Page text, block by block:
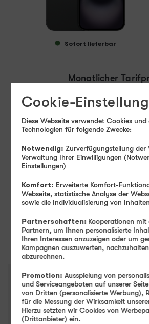
Sofort lieferbar
Monatlicher
26
Einmaliger Gerätepreis
Farbe Schwarz
128 GB
Weiter
Apple iPhone 16
Cookie-
Diese Webseite verwendet Cookies und
Technologien für folgende Zwecke:
Notwendig: Zurverfügungstellung der
Verwaltung Ihrer Einwilligungen
Einstellungen)
Komfort: Erweiterte Komfort-
Webseite, statistische Analyse der
sowie die Individualisierung von
Partnerschaften: Kooperationen
Partnern, um Ihnen personalisierte
Ihren Interessen anzuzeigen oder um
Kampagnen auszuwerten,
abzurechnen.
Promotion: Ausspielung von
und Serviceangeboten auf unserer
von Dritten (personalisierte Werbung),
für die Messung der Wirksamkeit
Hierzu setzten wir Cookies von
(Drittanbieter) ein.